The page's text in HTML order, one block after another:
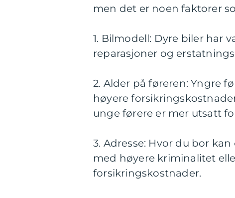
men det er noen faktorer
1. Bilmodell: Dyre biler har
reparasjoner og
2. Alder på føreren: Yngre
høyere
unge førere er mer utsatt
3. Adresse: Hvor du bor
med høyere kriminalitet
forsikringskostnader.